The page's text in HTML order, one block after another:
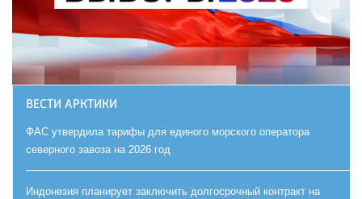
ВЕСТИ АРКТИКИ
ФАС утвердила тарифы для единого морского оператора
северного завоза на 2026 год
Индонезия планирует заключить долгосрочный контракт на